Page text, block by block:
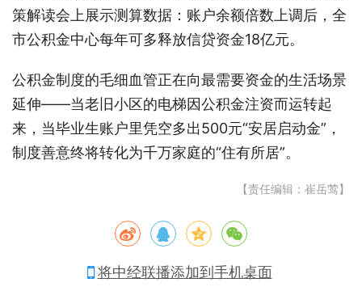
策解读会上展示测算数据：账户余额倍数上调后，全
市公积金中心每年可多释放信贷资金18亿元。
公积金制度的毛细血管正在向最需要资金的生活场景
延伸——当老旧小区的电梯因公积金注资而运转起
来，当毕业生账户里凭空多出500元“安居启动金”，
制度善意终将转化为千万家庭的“住有所居”。
【责任编辑：崔岳莺】
将中经联播添加到手机桌面